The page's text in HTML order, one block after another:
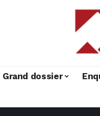
Grand dossier